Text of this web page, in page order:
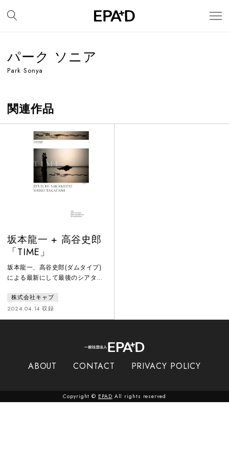
パーク ソニア
Park Sonya
関連作品
坂本龍一 + 高谷史郎
「TIME」
坂本龍一、高谷史郎(ダムタイプ)
による最新にして最後のシアター
ryuichi sakamoto opera 1999』に
続き坂本龍一が生前全曲を書き下
ろし。高谷史郎とコンセプトを考
サウンド／インスタレーション／
が、光と水が交錯し幻出する、幾
株式会社キャブ
2024.04.14 収録
ABOUT CONTACT PRIVACY POLICY
Copyright © EPAD All rights reserved